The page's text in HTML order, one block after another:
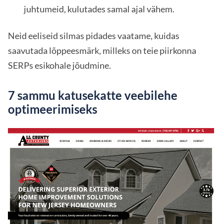
juhtumeid, kulutades samal ajal vähem.
Neid eeliseid silmas pidades vaatame, kuidas
saavutada lõppeesmärk, milleks on teie piirkonna
SERPs esikohale jõudmine.
7 sammu katusekatte veebilehe
optimeerimiseks